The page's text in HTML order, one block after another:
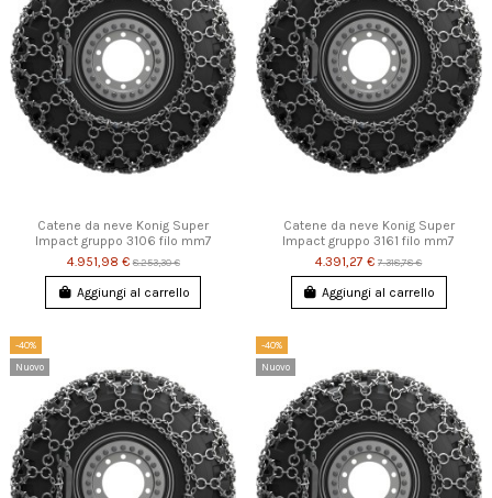
Catene da neve Konig Super
Impact gruppo 3106 filo mm7
4.951,98 €8.253,30 €
Aggiungi al carrello
Catene da neve Konig Super
Impact gruppo 3161 filo mm7
4.391,27 €7.318,78 €
Aggiungi al carrello
-40%
Nuovo
-40%
Nuovo